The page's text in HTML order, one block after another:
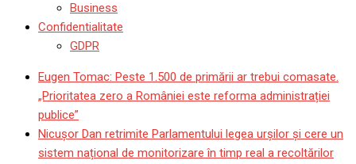
Business
Confidentialitate
GDPR
Eugen Tomac: Peste 1.500 de primării ar trebui comasate.
„Prioritatea zero a României este reforma administrației
publice”
Nicușor Dan retrimite Parlamentului legea urșilor și cere un
sistem național de monitorizare în timp real a recoltărilor